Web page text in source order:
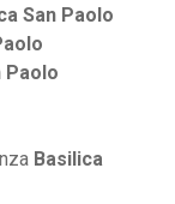
San Paolo
Paolo
Basilica